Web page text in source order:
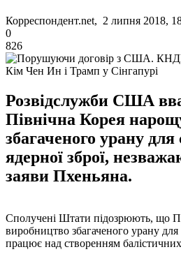
Корреспондент.net, 2 липня 2018,
0
826
Кім Чен Ин і Трамп у Сінгапурі
Розвідслужби США
Північна Корея
збагаченого урану
ядерної зброї,
заяви Пхеньяна.
Сполучені Штати підозрюють, що
виробництво збагаченого урану для
працює над створенням